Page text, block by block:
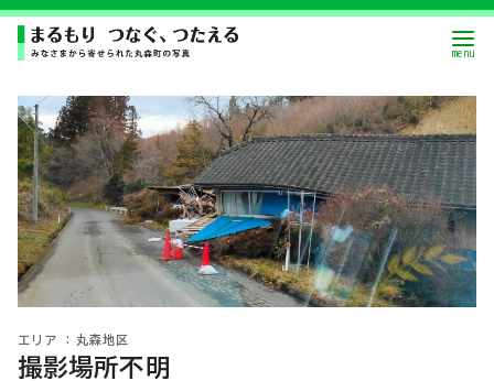
撮影場所不明
丸森地区